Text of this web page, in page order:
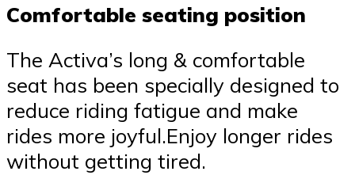
Comfortable seating position
The Activa’s long & comfortable
seat has been specially designed to
reduce riding fatigue and make
rides more joyful.Enjoy longer rides
without getting tired.